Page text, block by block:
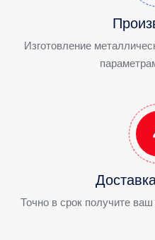
Изготовление
Точно в срок получите